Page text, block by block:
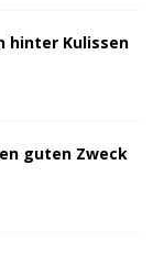
hinter Kulissen
guten Zweck